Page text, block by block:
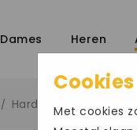
Dames Heren
/ Hardloopschoenen
Cookies
Met cookies